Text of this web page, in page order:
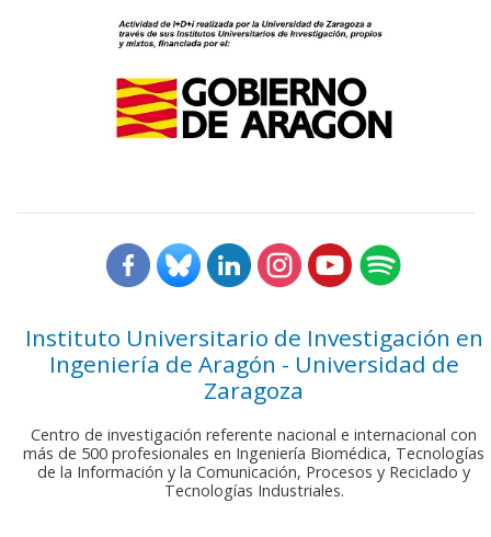
Instituto Universitario de Investigación en
Ingeniería de Aragón - Universidad de
Zaragoza
Centro de investigación referente nacional e internacional con
más de 500 profesionales en Ingeniería Biomédica, Tecnologías
de la Información y la Comunicación, Procesos y Reciclado y
Tecnologías Industriales.